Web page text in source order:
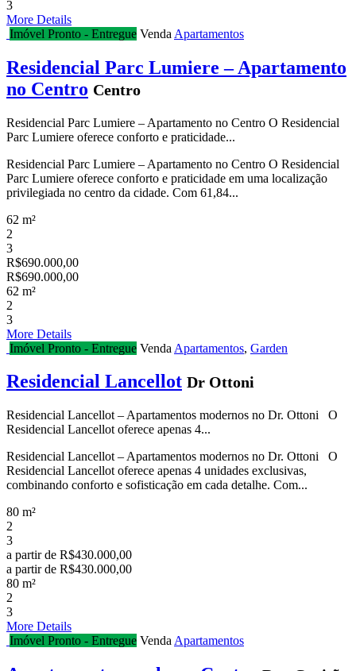
3
More Details
Imóvel Pronto - Entregue Venda Apartamentos
Residencial Parc Lumiere – Apartamento
no Centro Centro
Residencial Parc Lumiere – Apartamento no Centro O Residencial
Parc Lumiere oferece conforto e praticidade...
Residencial Parc Lumiere – Apartamento no Centro O Residencial
Parc Lumiere oferece conforto e praticidade em uma localização
privilegiada no centro da cidade. Com 61,84...
62 m²
2
3
R$690.000,00
R$690.000,00
62 m²
2
3
More Details
Imóvel Pronto - Entregue Venda Apartamentos, Garden
Residencial Lancellot Dr Ottoni
Residencial Lancellot – Apartamentos modernos no Dr. Ottoni O
Residencial Lancellot oferece apenas 4...
Residencial Lancellot – Apartamentos modernos no Dr. Ottoni O
Residencial Lancellot oferece apenas 4 unidades exclusivas,
combinando conforto e sofisticação em cada detalhe. Com...
80 m²
2
3
a partir de R$430.000,00
a partir de R$430.000,00
80 m²
2
3
More Details
Imóvel Pronto - Entregue Venda Apartamentos